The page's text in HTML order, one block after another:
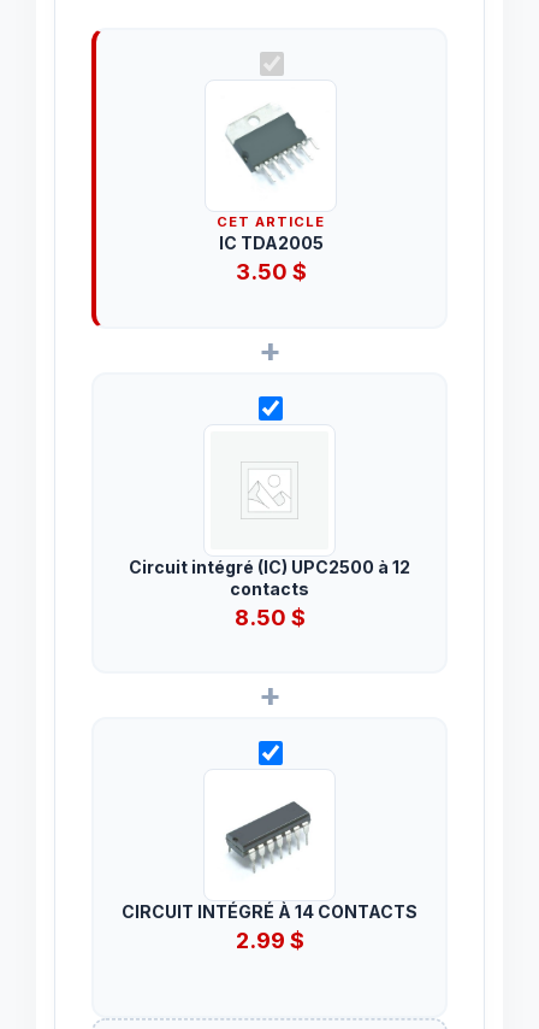
CET ARTICLE
IC TDA2005
3.50 $
+
Circuit intégré (IC) UPC2500 à 12
contacts
8.50 $
+
CIRCUIT INTÉGRÉ À 14 CONTACTS
2.99 $